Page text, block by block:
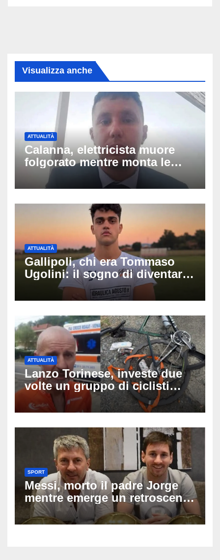
Visualizza anche
ATTUALITÀ
Calanna, elettricista muore
folgorato mentre monta le
luminarie della festa: chi era
Fabio Calabrò e cosa è
ATTUALITÀ
Gallipoli, chi era Tommaso
Ugolini: il sogno di diventare
medico e la fascia da
capitano, il dolore di Bologna
ATTUALITÀ
Lanzo Torinese, investe due
volte un gruppo di ciclisti
dopo una lite: arrestato
73enne, il racconto choc di un
SPORT
Messi, morto il padre Jorge
mentre emerge un retroscena
choc: le minacce di morte al
fuoriclasse durante i Mondiali